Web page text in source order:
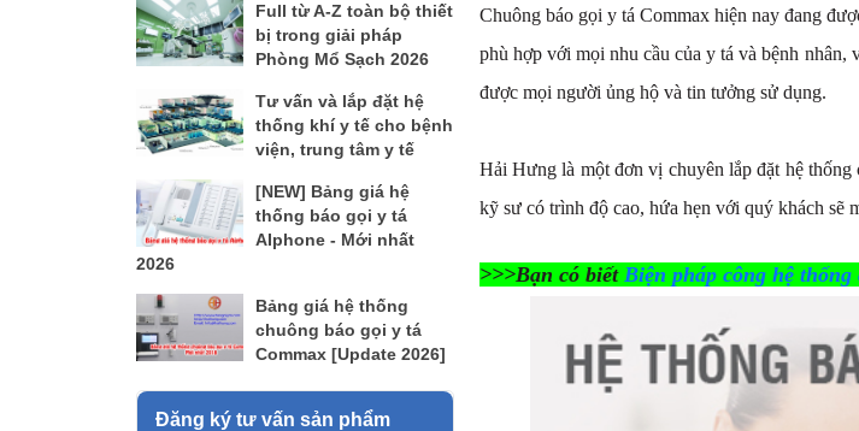
Full từ A-Z toàn bộ thiết
bị trong giải pháp
Phòng Mổ Sạch 2026
Tư vấn và lắp đặt hệ
thống khí y tế cho bệnh
viện, trung tâm y tế
[NEW] Bảng giá hệ
thống báo gọi y tá
AIphone - Mới nhất
2026
Bảng giá hệ thống
chuông báo gọi y tá
Commax [Update 2026]
Đăng ký tư vấn sản phẩm
Chuông báo gọi y tá Commax hiện nay đang
phù hợp với mọi nhu cầu của y tá và bệnh nhân,
được mọi người ủng hộ và tin tưởng sử dụng.
Hải Hưng là một đơn vị chuyên lắp đặt hệ
kỹ sư có trình độ cao, hứa hẹn với quý khách sẽ
>>>Bạn có biết Biện pháp công hệ